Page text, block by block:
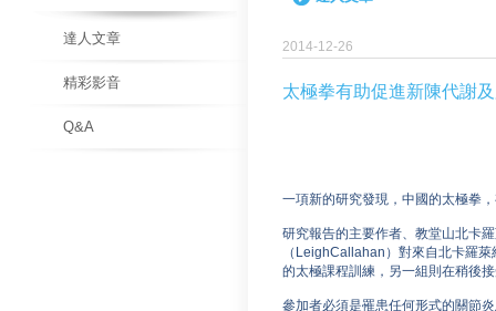
達人文章
精彩影音
Q&A
2014-12-26
太極拳有助促進新陳代謝
一項新的研究發現，中國的太極拳
研究報告的主要作者、教堂山北卡
（LeighCallahan）對來自北卡羅
的太極課程訓練，另一組則在稍後
參加者必須是罹患任何形式的關節